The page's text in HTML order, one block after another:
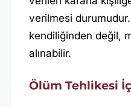
verilmesi
kendiliğinden değil,
alınabilir.
Ölüm Tehlikesi